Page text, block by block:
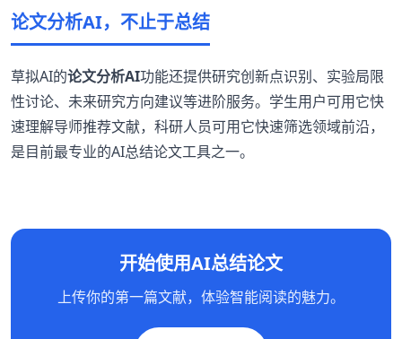
论文分析AI，不止于总结
草拟AI的论文分析AI功能还提供研究创新点识别、实验局限
性讨论、未来研究方向建议等进阶服务。学生用户可用它快
速理解导师推荐文献，科研人员可用它快速筛选领域前沿，
是目前最专业的AI总结论文工具之一。
开始使用AI总结论文
上传你的第一篇文献，体验智能阅读的魅力。